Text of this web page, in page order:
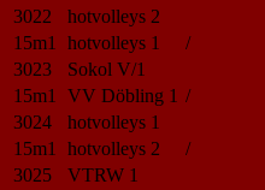
3022
hotvolleys 2
15m1
hotvolleys 1
/
3023
Sokol V/1
15m1
VV Döbling 1 /
3024
hotvolleys 1
15m1
hotvolleys 2
/
3025
VTRW 1